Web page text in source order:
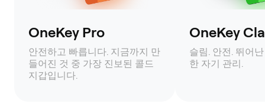
OneKey Pro
안전하고 빠릅니다. 지금까지 만
들어진 것 중 가장 진보된 콜드
지갑입니다.
OneKey
슬림. 안전. 뛰어
한 자기 관리.